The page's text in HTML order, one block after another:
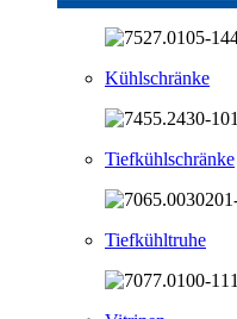
Kühlschränke
Tiefkühlschränke
Tiefkühltruhe